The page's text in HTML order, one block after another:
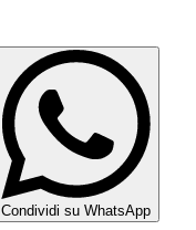
Condividi su WhatsApp